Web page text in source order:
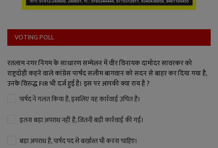
VOTING POLL
रतलाम नगर निगम के साधारण सम्मेलन में वीर विनायक दामोदर सावरकर को
राष्ट्रदोही कहने वाले कांग्रेस पार्षद सलीम बागवान को सदन से बाहर कर दिया गया है,
उनके विरुद्ध FIR भी दर्ज हुई है। इस पर आपकी क्या राय है ?
पार्षद ने गलत किया है, इसलिए यह कार्रवाई उचित है।
इतना बड़ा अपराध नहीं है, जितनी बड़ी कार्रवाई की गई।
बड़ा अपराध है, पार्षद पद से बर्खास्त भी करना चाहिए।